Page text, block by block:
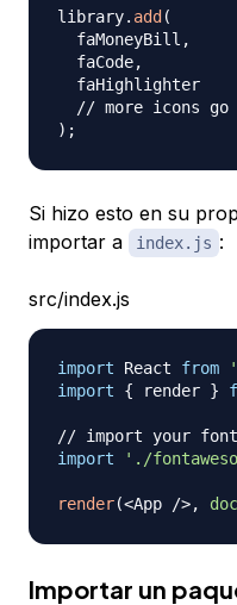
library. add (
  faMoneyBill
,
  faCode
,
  faHighlighter
// more icons go
) ;
Si hizo esto en su
importar a
index.js :
src/index.js
import React from
import
{ render }
// import your
import
'./
render(<App />,
Importar un